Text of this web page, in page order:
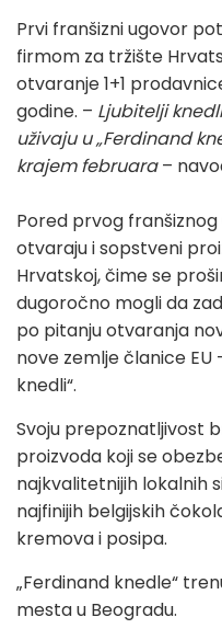
Prvi franšizni ugovor
firmom za tržište
otvaranje 1+1
godine. – Ljubitelji
uživaju u „Ferdinand
krajem februara–
Pored prvog franšiznog
otvaraju i sopstveni
Hrvatskoj, čime se
dugoročno mogli da
po pitanju otvaranja
nove zemlje članice EU
knedli“.
Svoju prepoznatljivost
proizvoda koji se
najkvalitetnijih lokalnih
najfinijih belgijskih
kremova i posipa.
„Ferdinand knedle“
mesta u Beogradu.